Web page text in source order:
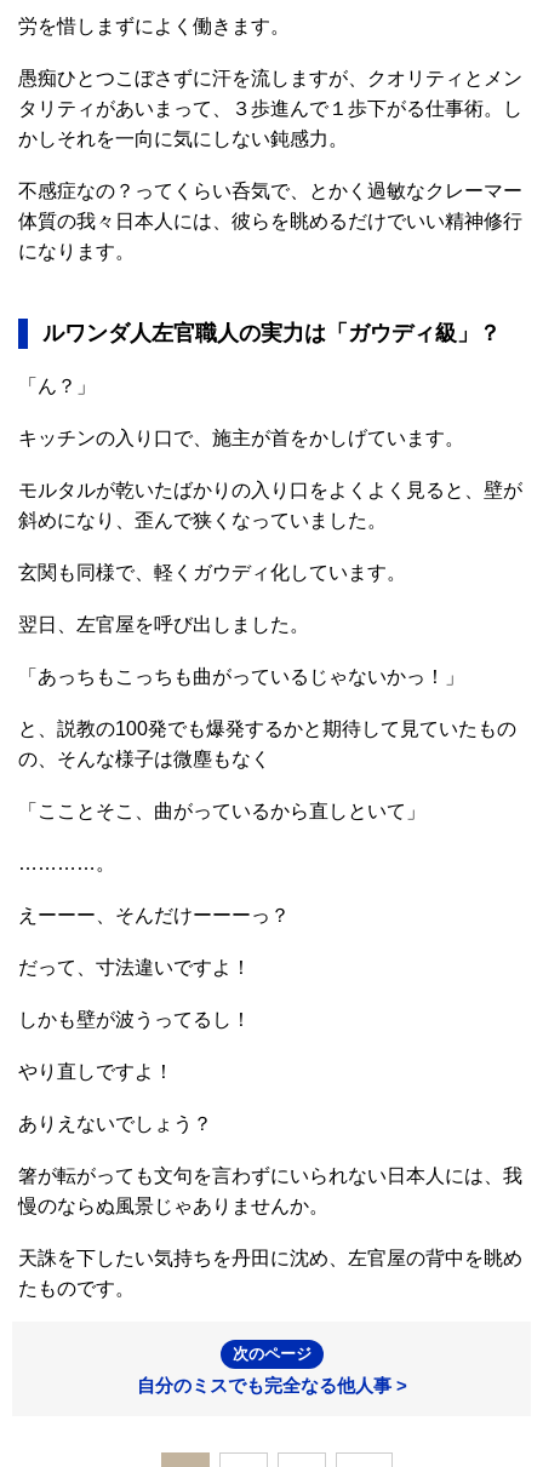
労を惜しまずによく働きます。
愚痴ひとつこぼさずに汗を流しますが、クオリティとメン
タリティがあいまって、３歩進んで１歩下がる仕事術。し
かしそれを一向に気にしない鈍感力。
不感症なの？ってくらい呑気で、とかく過敏なクレーマー
体質の我々日本人には、彼らを眺めるだけでいい精神修行
になります。
ルワンダ人左官職人の実力は「ガウディ級」？
「ん？」
キッチンの入り口で、施主が首をかしげています。
モルタルが乾いたばかりの入り口をよくよく見ると、壁が
斜めになり、歪んで狭くなっていました。
玄関も同様で、軽くガウディ化しています。
翌日、左官屋を呼び出しました。
「あっちもこっちも曲がっているじゃないかっ！」
と、説教の100発でも爆発するかと期待して見ていたもの
の、そんな様子は微塵もなく
「こことそこ、曲がっているから直しといて」
…………。
えーーー、そんだけーーーっ？
だって、寸法違いですよ！
しかも壁が波うってるし！
やり直しですよ！
ありえないでしょう？
箸が転がっても文句を言わずにいられない日本人には、我
慢のならぬ風景じゃありませんか。
天誅を下したい気持ちを丹田に沈め、左官屋の背中を眺め
たものです。
次のページ
自分のミスでも完全なる他人事 >